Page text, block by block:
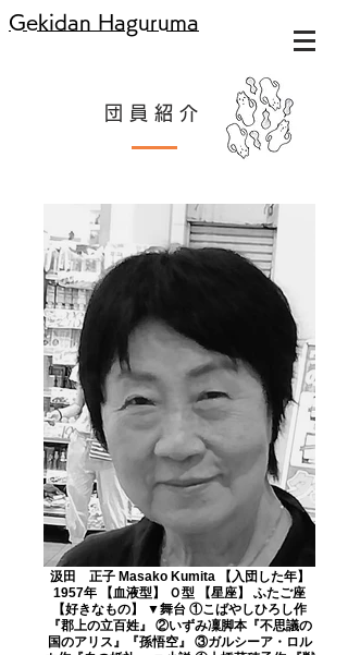
Gekidan Haguruma
​団 員 紹 介
汲田 正子 Masako Kumita 【入団した年】
1957年 【血液型】 Ｏ型 【星座】 ふたご座
【好きなもの】 ▼舞台 ①こばやしひろし作
『郡上の立百姓』 ②いずみ凜脚本『不思議の
国のアリス』『孫悟空』 ③ガルシーア・ロル